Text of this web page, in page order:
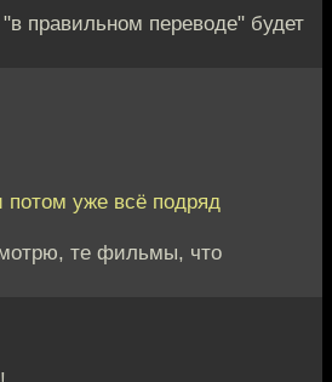
правильном переводе" будет
уже всё подряд
те фильмы, что